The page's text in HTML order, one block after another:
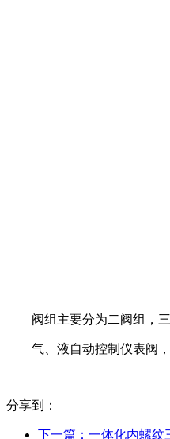
阀组主要分为二阀组，
气、液自动控制仪表阀
分享到：
下一篇： 一体化内螺纹